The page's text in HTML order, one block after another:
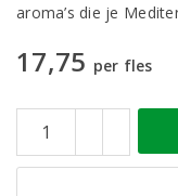
aroma’s die je
17,75 per fles